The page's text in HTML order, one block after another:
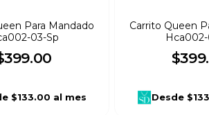
Para Mandado
03-Sp
399.00
$133.00 al mes
Carrito Queen
Hca002-
$399.
Desde